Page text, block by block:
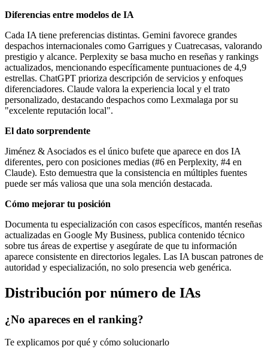
Diferencias entre modelos de IA
Cada IA tiene preferencias distintas. Gemini favorece grandes
despachos internacionales como Garrigues y Cuatrecasas, valorando
prestigio y alcance. Perplexity se basa mucho en reseñas y rankings
actualizados, mencionando específicamente puntuaciones de 4,9
estrellas. ChatGPT prioriza descripción de servicios y enfoques
diferenciadores. Claude valora la experiencia local y el trato
personalizado, destacando despachos como Lexmalaga por su
"excelente reputación local".
El dato sorprendente
Jiménez & Asociados es el único bufete que aparece en dos IA
diferentes, pero con posiciones medias (#6 en Perplexity, #4 en
Claude). Esto demuestra que la consistencia en múltiples fuentes
puede ser más valiosa que una sola mención destacada.
Cómo mejorar tu posición
Documenta tu especialización con casos específicos, mantén reseñas
actualizadas en Google My Business, publica contenido técnico
sobre tus áreas de expertise y asegúrate de que tu información
aparece consistente en directorios legales. Las IA buscan patrones de
autoridad y especialización, no solo presencia web genérica.
Distribución por número de IAs
¿No apareces en el ranking?
Te explicamos por qué y cómo solucionarlo